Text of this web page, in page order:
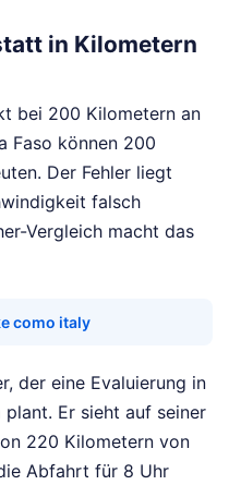
in Kilometern
bei 200 Kilometern an
Faso können 200
Der Fehler liegt
falsch
Vergleich macht das
como italy
der eine Evaluierung in
plant. Er sieht auf seiner
220 Kilometern von
Abfahrt für 8 Uhr